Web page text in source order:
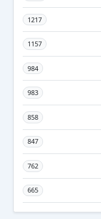
1217
1157
984
983
858
847
762
665